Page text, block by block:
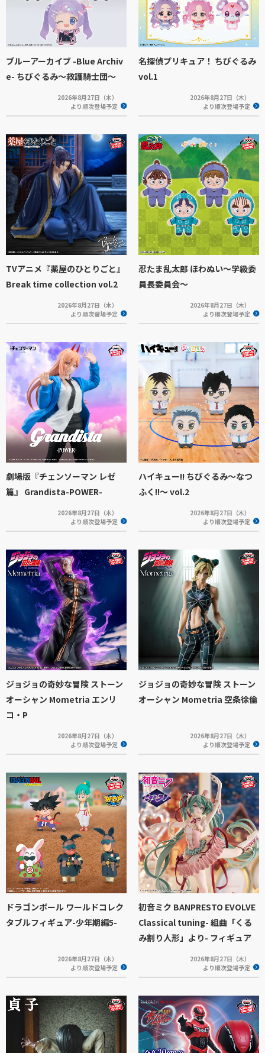
ブルーアーカイブ -Blue Archiv
e- ちびぐるみ～救護騎士団～
2026年8月27日（木）
より順次登場予定
名探偵プリキュア！ ちびぐるみ
vol.1
2026年8月27日（木）
より順次登場予定
TVアニメ『薬屋のひとりごと』
Break time collection vol.2
2026年8月27日（木）
より順次登場予定
忍たま乱太郎 ほわぬい～学級委
員長委員会～
2026年8月27日（木）
より順次登場予定
劇場版『チェンソーマン レゼ
篇』 Grandista-POWER-
2026年8月27日（木）
より順次登場予定
ハイキュー!! ちびぐるみ～なつ
ふく!!～ vol.2
2026年8月27日（木）
より順次登場予定
ジョジョの奇妙な冒険 ストーン
オーシャン Mometria エンリ
コ・P
2026年8月27日（木）
より順次登場予定
ジョジョの奇妙な冒険 ストーン
オーシャン Mometria 空条徐倫
2026年8月27日（木）
より順次登場予定
ドラゴンボール ワールドコレク
タブルフィギュア-少年期編5-
2026年8月27日（木）
より順次登場予定
初音ミク BANPRESTO EVOLVE
Classical tuning- 組曲「くる
み割り人形」より- フィギュア
2026年8月27日（木）
より順次登場予定